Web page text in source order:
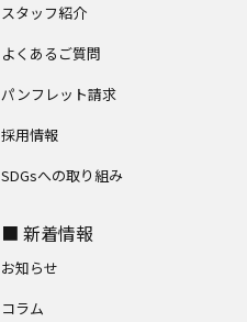
スタッフ紹介
よくあるご質問
パンフレット請求
採用情報
SDGsへの取り組み
■ 新着情報
お知らせ
コラム